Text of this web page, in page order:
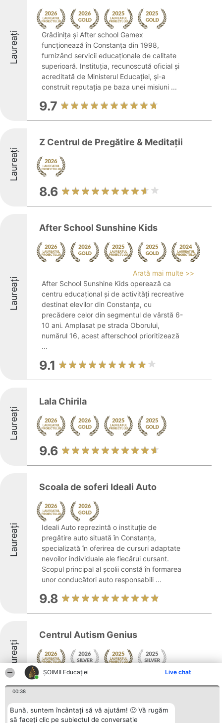
ȘOIMII Educației Live chat
00:38
Bună, suntem încântați să vă ajutăm! 🙂 Vă rugăm
să faceți clic pe subiectul de conversație
Laureați
Grădinița și After school Gamex
funcționează în Constanța din 1998,
furnizând servicii educaționale de calitate
superioară. Instituția, recunoscută oficial și
acreditată de Ministerul Educației, și-a
construit reputația pe baza unei misiuni ...
9.7
Laureați
Z Centrul de Pregătire & Meditații
8.6
Laureați
After School Sunshine Kids
Arată mai multe >>
After School Sunshine Kids operează ca
centru educațional și de activități recreative
destinat elevilor din Constanța, cu
precădere celor din segmentul de vârstă 6-
10 ani. Amplasat pe strada Oborului,
numărul 16, acest afterschool prioritizează
...
9.1
Laureați
Lala Chirila
9.6
Laureați
Scoala de soferi Ideali Auto
Ideali Auto reprezintă o instituție de
pregătire auto situată în Constanța,
specializată în oferirea de cursuri adaptate
nevoilor individuale ale fiecărui cursant.
Scopul principal al școlii constă în formarea
unor conducători auto responsabili ...
9.8
Laureați
Centrul Autism Genius
8.9
Smart Kids Constanta